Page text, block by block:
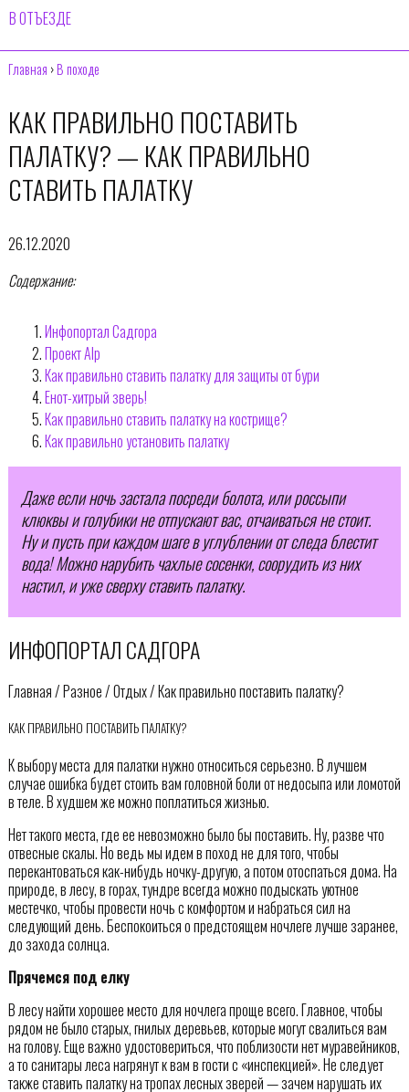
В ОТЪЕЗДЕ
Главная ›В походе
КАК ПРАВИЛЬНО ПОСТАВИТЬ
ПАЛАТКУ? — КАК ПРАВИЛЬНО
СТАВИТЬ ПАЛАТКУ
26.12.2020
Содержание:
Инфопортал Садгора
Проект Alp
Как правильно ставить палатку для защиты от бури
Енот-хитрый зверь!
Как правильно ставить палатку на кострище?
Как правильно установить палатку
Даже если ночь застала посреди болота, или россыпи
клюквы и голубики не отпускают вас, отчаиваться не стоит.
Ну и пусть при каждом шаге в углублении от следа блестит
вода! Можно нарубить чахлые сосенки, соорудить из них
настил, и уже сверху ставить палатку.
ИНФОПОРТАЛ САДГОРА
Главная / Разное / Отдых / Как правильно поставить палатку?
КАК ПРАВИЛЬНО ПОСТАВИТЬ ПАЛАТКУ?
К выбору места для палатки нужно относиться серьезно. В лучшем
случае ошибка будет стоить вам головной боли от недосыпа или ломотой
в теле. В худшем же можно поплатиться жизнью.
Нет такого места, где ее невозможно было бы поставить. Ну, разве что
отвесные скалы. Но ведь мы идем в поход не для того, чтобы
перекантоваться как-нибудь ночку-другую, а потом отоспаться дома. На
природе, в лесу, в горах, тундре всегда можно подыскать уютное
местечко, чтобы провести ночь с комфортом и набраться сил на
следующий день. Беспокоиться о предстоящем ночлеге лучше заранее,
до захода солнца.
Прячемся под елку
В лесу найти хорошее место для ночлега проще всего. Главное, чтобы
рядом не было старых, гнилых деревьев, которые могут свалиться вам
на голову. Еще важно удостовериться, что поблизости нет муравейников,
а то санитары леса нагрянут к вам в гости с «инспекцией». Не следует
также ставить палатку на тропах лесных зверей — зачем нарушать их